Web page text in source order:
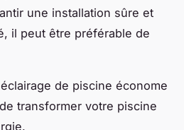
une installation sûre et
il peut être préférable de
de piscine économe
transformer votre piscine